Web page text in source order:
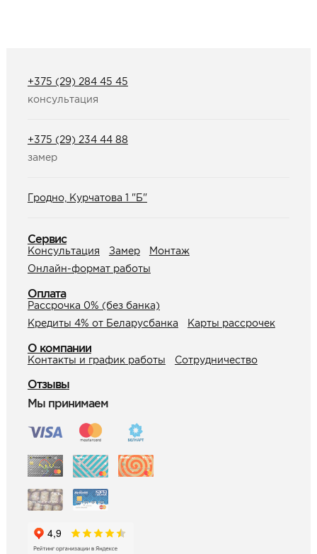
+375 (29) 284 45 45
консультация
+375 (29) 234 44 88
замер
Гродно, Курчатова 1 "Б"
Сервис
Консультация Замер
Монтаж
Онлайн-формат работы
Оплата
Рассрочка 0% (без банка)
Кредиты 4% от Беларусбанка
Карты рассрочек
О компании
Контакты и график работы Сотрудничество
Отзывы
Мы принимаем